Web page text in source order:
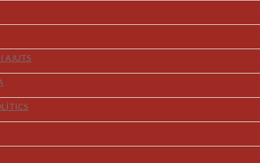
AJUTS